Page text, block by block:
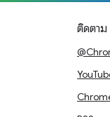
ติดตาม